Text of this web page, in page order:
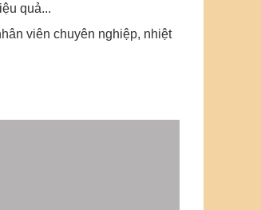
quả...
viên chuyên nghiệp, nhiệt